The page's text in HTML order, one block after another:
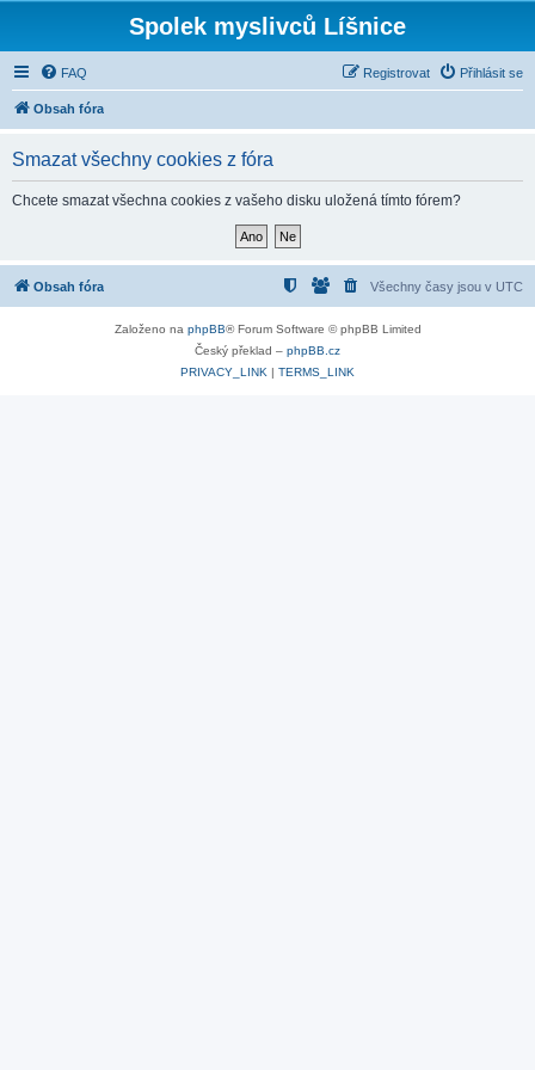
Spolek myslivců Líšnice
FAQ Přihlásit se
Registrovat
Obsah fóra
Smazat všechny cookies z fóra
Chcete smazat všechna cookies z vašeho disku uložená tímto fórem?
Obsah fóra Všechny časy jsou v UTC
Založeno na phpBB® Forum Software © phpBB Limited
Český překlad – phpBB.cz
PRIVACY_LINK | TERMS_LINK